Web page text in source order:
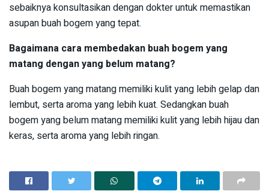
sebaiknya konsultasikan dengan dokter untuk memastikan
asupan buah bogem yang tepat.
Bagaimana cara membedakan buah bogem yang
matang dengan yang belum matang?
Buah bogem yang matang memiliki kulit yang lebih gelap dan
lembut, serta aroma yang lebih kuat. Sedangkan buah
bogem yang belum matang memiliki kulit yang lebih hijau dan
keras, serta aroma yang lebih ringan.